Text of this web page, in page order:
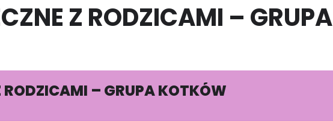
Z RODZICAMI – GRUPA
– GRUPA KOTKÓW